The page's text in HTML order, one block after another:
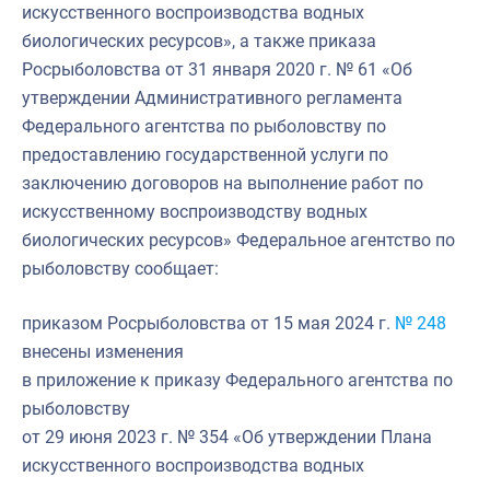
искусственного воспроизводства водных
биологических ресурсов», а также приказа
Росрыболовства от 31 января 2020 г. № 61 «Об
утверждении Административного регламента
Федерального агентства по рыболовству по
предоставлению государственной услуги по
заключению договоров на выполнение работ по
искусственному воспроизводству водных
биологических ресурсов» Федеральное агентство по
рыболовству сообщает:
приказом Росрыболовства от 15 мая 2024 г. № 248
внесены изменения
в приложение к приказу Федерального агентства по
рыболовству
от 29 июня 2023 г. № 354 «Об утверждении Плана
искусственного воспроизводства водных